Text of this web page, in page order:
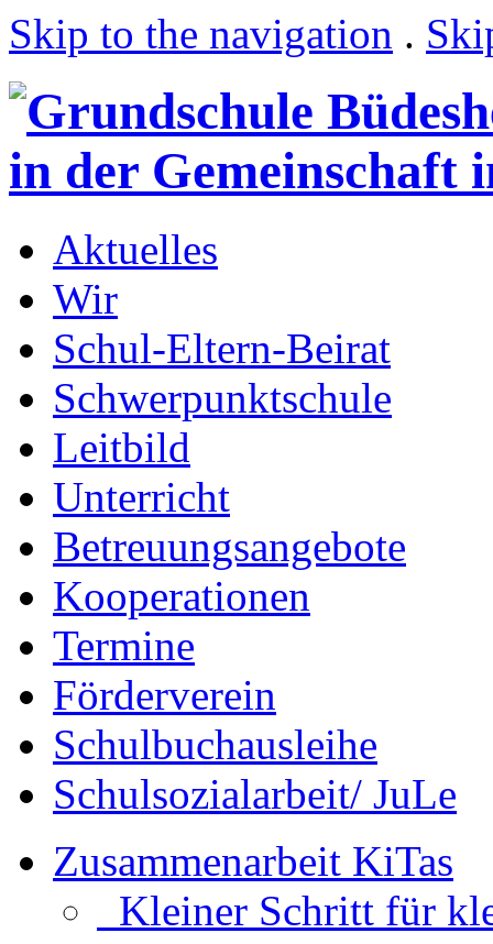
Skip to the navigation .
Aktuelles
Wir
Schul-Eltern-Beirat
Schwerpunktschule
Leitbild
Unterricht
Betreuungsangebote
Kooperationen
Termine
Förderverein
Schulbuchausleihe
Schulsozialarbeit/ JuLe
Zusammenarbeit KiTas
Kleiner Schritt für